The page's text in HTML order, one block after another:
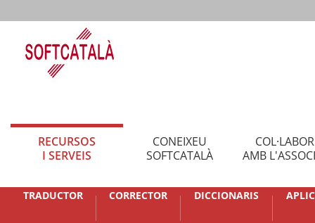
RECURSOS
I SERVEIS
CONEIXEU
SOFTCATALÀ
AMB
TRADUCTOR CORRECTOR DICCIONARIS